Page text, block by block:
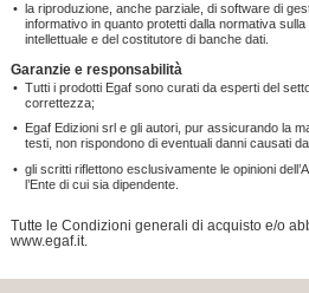
• la riproduzione, anche parziale, di software di
informativo in quanto protetti dalla normativa
intellettuale e del costitutore di banche dati.
Garanzie e responsabilità
• Tutti i prodotti Egaf sono curati da esperti del
correttezza;
• Egaf Edizioni srl e gli autori, pur assicurando la
testi, non rispondono di eventuali danni causati
• gli scritti riflettono esclusivamente le opinioni
l’Ente di cui sia dipendente.
Tutte le Condizioni generali di acquisto e/o
www.egaf.it.